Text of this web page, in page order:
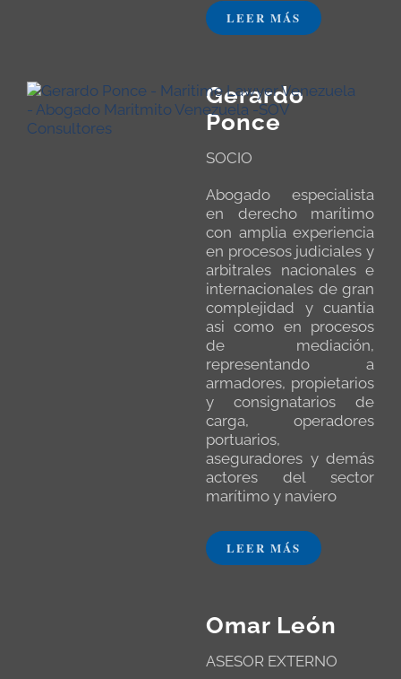
LEER MÁS
Gerardo
Ponce
SOCIO
Abogado especialista
en derecho marítimo
con amplia experiencia
en procesos judiciales y
arbitrales nacionales e
internacionales de gran
complejidad y cuantia
asi como en procesos
de mediación,
representando a
armadores, propietarios
y consignatarios de
carga, operadores
portuarios,
aseguradores y demás
actores del sector
marítimo y naviero
LEER MÁS
Omar León
ASESOR EXTERNO